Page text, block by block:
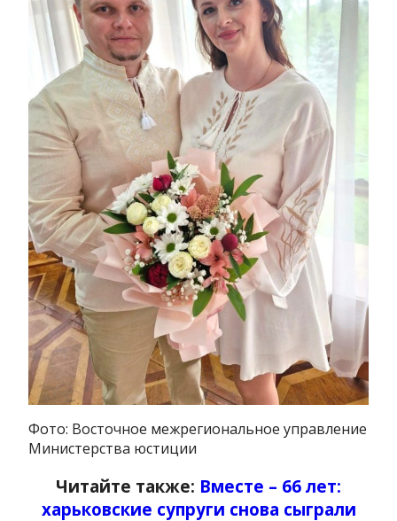
Фото: Восточное межрегиональное управление
Министерства юстиции
Читайте также: Вместе – 66 лет:
харьковские супруги снова сыграли